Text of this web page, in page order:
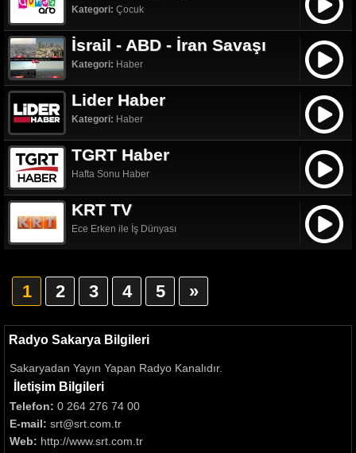
Kategori: Çocuk
İsrail - ABD - İran Savaşı
Kategori: Haber
Lider Haber
Kategori: Haber
TGRT Haber
Hafta Sonu Haber
KRT TV
Ece Erken ile İş Dünyası
1 2 3 4 5 »
Radyo Sakarya Bilgileri
Sakaryadan Yayın Yapan Radyo Kanalıdır.
İletişim Bilgileri
Telefon: 0 264 276 74 00
E-mail: srt@srt.com.tr
Web: http://www.srt.com.tr